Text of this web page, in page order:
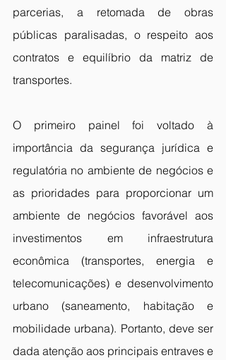
parcerias, a retomada de obras
públicas paralisadas, o respeito aos
contratos e equilíbrio da matriz de
transportes.
O primeiro painel foi voltado à
importância da segurança jurídica e
regulatória no ambiente de negócios e
as prioridades para proporcionar um
ambiente de negócios favorável aos
investimentos em infraestrutura
econômica (transportes, energia e
telecomunicações) e desenvolvimento
urbano (saneamento, habitação e
mobilidade urbana). Portanto, deve ser
dada atenção aos principais entraves e